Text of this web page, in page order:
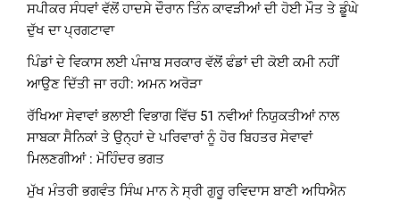
ਸਪੀਕਰ ਸੰਧਵਾਂ ਵੱਲੋਂ ਹਾਦਸੇ ਦੌਰਾਨ ਤਿੰਨ ਕਾਵੜੀਆਂ ਦੀ ਹੋਈ ਮੌਤ ਤੇ ਡੂੰਘੇ
ਦੁੱਖ ਦਾ ਪ੍ਰਗਟਾਵਾ
ਪਿੰਡਾਂ ਦੇ ਵਿਕਾਸ ਲਈ ਪੰਜਾਬ ਸਰਕਾਰ ਵੱਲੋਂ ਫੰਡਾਂ ਦੀ ਕੋਈ ਕਮੀ ਨਹੀਂ
ਆਉਣ ਦਿੱਤੀ ਜਾ ਰਹੀ: ਅਮਨ ਅਰੋੜਾ
ਰੱਖਿਆ ਸੇਵਾਵਾਂ ਭਲਾਈ ਵਿਭਾਗ ਵਿੱਚ 51 ਨਵੀਆਂ ਨਿਯੁਕਤੀਆਂ ਨਾਲ
ਸਾਬਕਾ ਸੈਨਿਕਾਂ ਤੇ ਉਨ੍ਹਾਂ ਦੇ ਪਰਿਵਾਰਾਂ ਨੂੰ ਹੋਰ ਬਿਹਤਰ ਸੇਵਾਵਾਂ
ਮਿਲਣਗੀਆਂ : ਮੋਹਿੰਦਰ ਭਗਤ
ਮੁੱਖ ਮੰਤਰੀ ਭਗਵੰਤ ਸਿੰਘ ਮਾਨ ਨੇ ਸ੍ਰੀ ਗੁਰੂ ਰਵਿਦਾਸ ਬਾਣੀ ਅਧਿਐਨ